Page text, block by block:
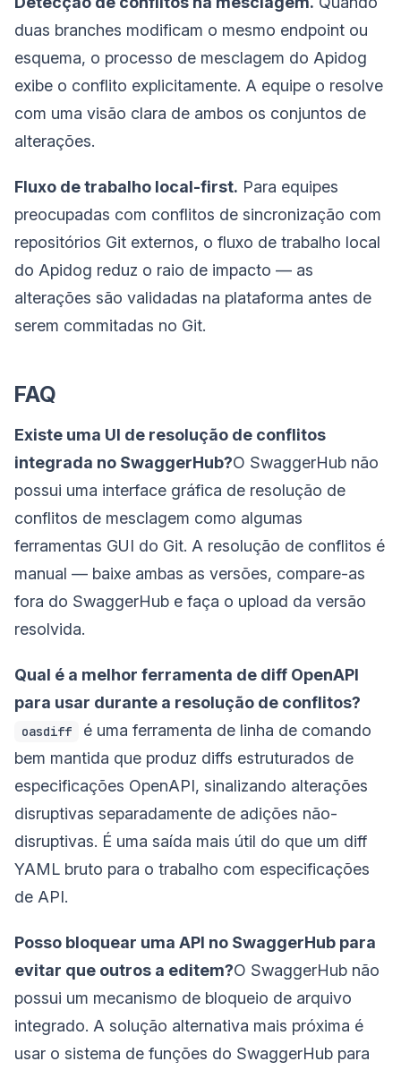
duas branches modificam o mesmo endpoint ou
esquema, o processo de mesclagem do Apidog
exibe o conflito explicitamente. A equipe o resolve
com uma visão clara de ambos os conjuntos de
alterações.
Fluxo de trabalho local-first. Para equipes
preocupadas com conflitos de sincronização com
repositórios Git externos, o fluxo de trabalho local
do Apidog reduz o raio de impacto — as
alterações são validadas na plataforma antes de
serem commitadas no Git.
FAQ
Existe uma UI de resolução de conflitos
integrada no SwaggerHub?O SwaggerHub não
possui uma interface gráfica de resolução de
conflitos de mesclagem como algumas
ferramentas GUI do Git. A resolução de conflitos é
manual — baixe ambas as versões, compare-as
fora do SwaggerHub e faça o upload da versão
resolvida.
Qual é a melhor ferramenta de diff OpenAPI
para usar durante a resolução de conflitos?
oasdiff
é uma ferramenta de linha de comando
bem mantida que produz diffs estruturados de
especificações OpenAPI, sinalizando alterações
disruptivas separadamente de adições não-
disruptivas. É uma saída mais útil do que um diff
YAML bruto para o trabalho com especificações
de API.
Posso bloquear uma API no SwaggerHub para
evitar que outros a editem?O SwaggerHub não
possui um mecanismo de bloqueio de arquivo
integrado. A solução alternativa mais próxima é
usar o sistema de funções do SwaggerHub para